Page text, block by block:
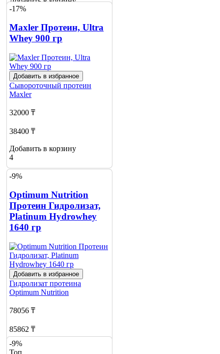
3
-17%
Maxler Протеин, Ultra
Whey 900 гр
Добавить в избранное
Сывороточный протеин
Maxler
32000 ₸
38400 ₸
Добавить в корзину
4
-9%
Optimum Nutrition
Протеин Гидролизат,
Platinum Hydrowhey
1640 гр
Добавить в избранное
Гидролизат протеина
Optimum Nutrition
78056 ₸
85862 ₸
Добавить в корзину
-9%
Топ